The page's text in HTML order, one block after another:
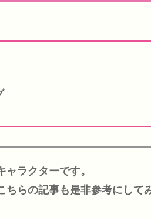
ラクターです。
らの記事も是非参考にして